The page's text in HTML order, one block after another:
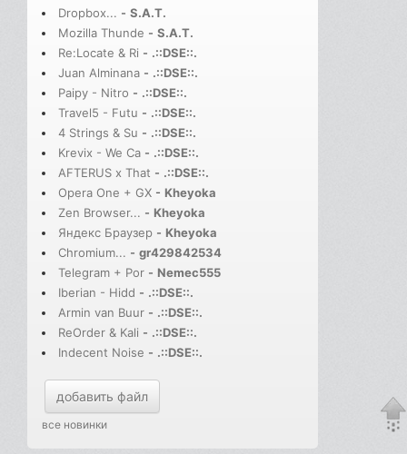
Dropbox... - S.A.T.
Mozilla Thunde - S.A.T.
Re:Locate & Ri - .::DSE::.
Juan Alminana - .::DSE::.
Paipy - Nitro - .::DSE::.
Travel5 - Futu - .::DSE::.
4 Strings & Su - .::DSE::.
Krevix - We Ca - .::DSE::.
AFTERUS x That - .::DSE::.
Opera One + GX - Kheyoka
Zen Browser... - Kheyoka
Яндекс Браузер - Kheyoka
Chromium... - gr429842534
Telegram + Por - Nemec555
Iberian - Hidd - .::DSE::.
Armin van Buur - .::DSE::.
ReOrder & Kali - .::DSE::.
Indecent Noise - .::DSE::.
добавить файл
все новинки